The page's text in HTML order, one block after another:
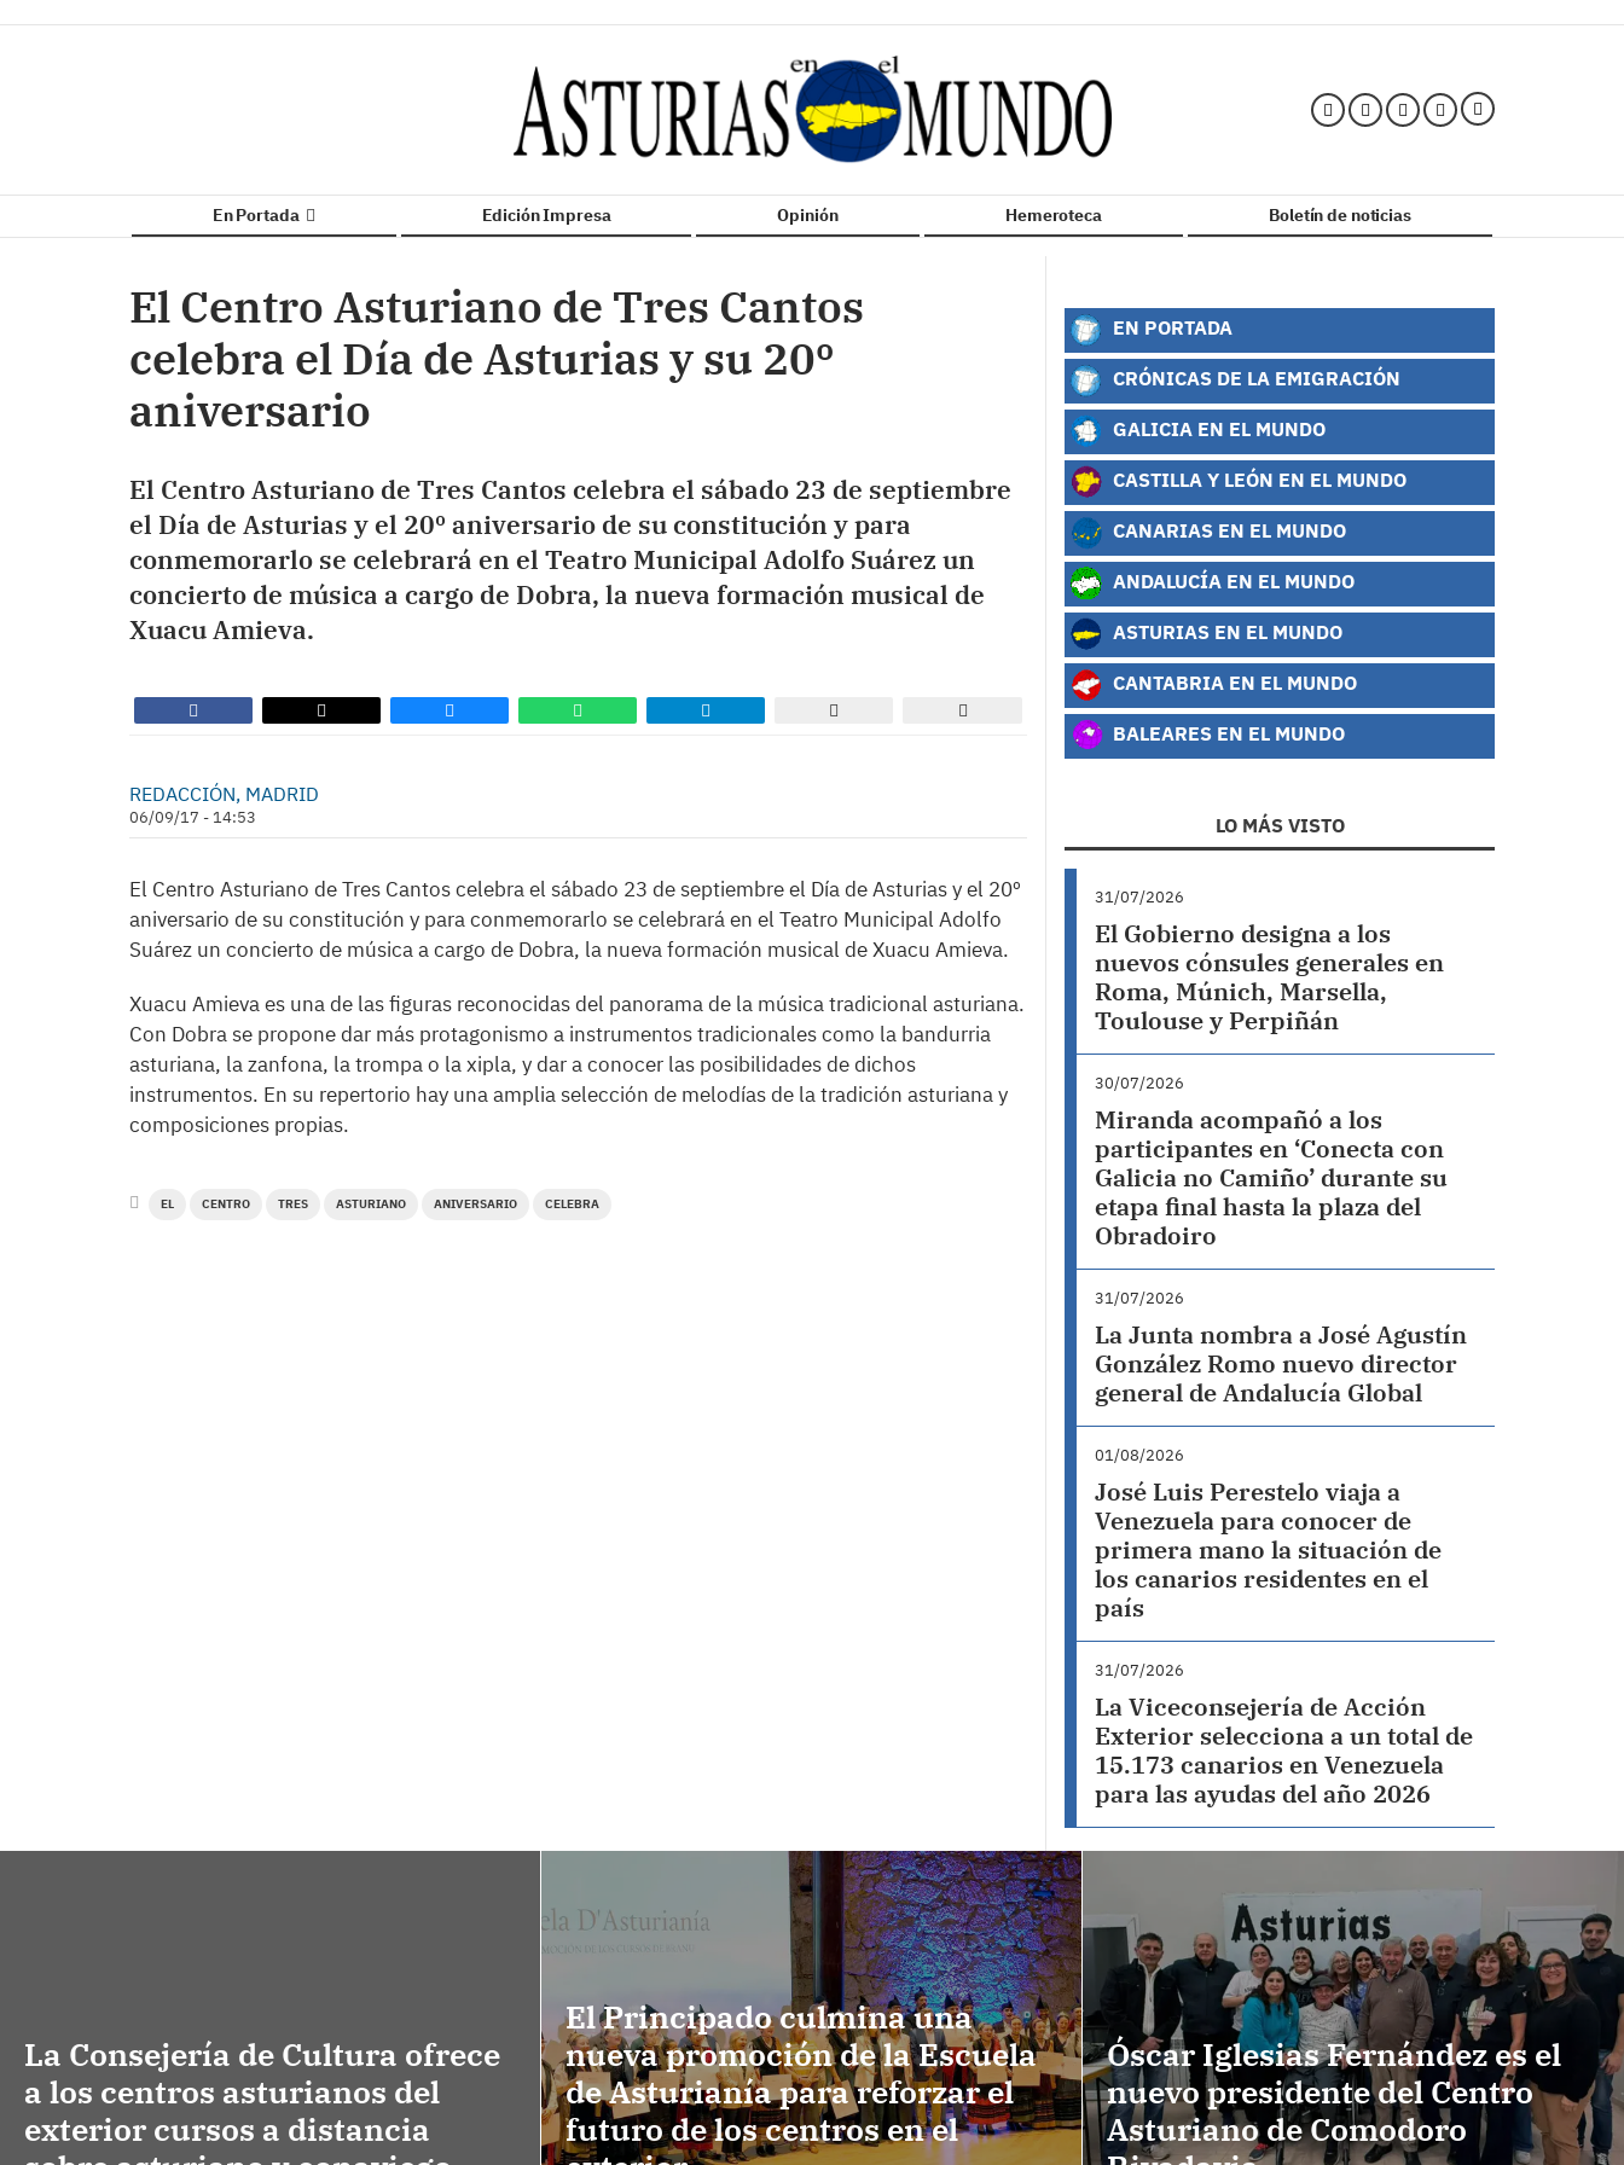
En Portada Edición Impresa Opinión Hemeroteca Boletín de noticias
El Centro Asturiano de Tres Cantos
celebra el Día de Asturias y su 20º
aniversario
El Centro Asturiano de Tres Cantos celebra el sábado 23 de septiembre
el Día de Asturias y el 20º aniversario de su constitución y para
conmemorarlo se celebrará en el Teatro Municipal Adolfo Suárez un
concierto de música a cargo de Dobra, la nueva formación musical de
Xuacu Amieva.
REDACCIÓN, MADRID
06/09/17 - 14:53
El Centro Asturiano de Tres Cantos celebra el sábado 23 de septiembre el Día de Asturias y el 20º
aniversario de su constitución y para conmemorarlo se celebrará en el Teatro Municipal Adolfo
Suárez un concierto de música a cargo de Dobra, la nueva formación musical de Xuacu Amieva.
Xuacu Amieva es una de las figuras reconocidas del panorama de la música tradicional asturiana.
Con Dobra se propone dar más protagonismo a instrumentos tradicionales como la bandurria
asturiana, la zanfona, la trompa o la xipla, y dar a conocer las posibilidades de dichos
instrumentos. En su repertorio hay una amplia selección de melodías de la tradición asturiana y
composiciones propias.
EL CENTRO TRES ASTURIANO ANIVERSARIO CELEBRA
EN PORTADA
CRÓNICAS DE LA EMIGRACIÓN
GALICIA EN EL MUNDO
CASTILLA Y LEÓN EN EL MUNDO
CANARIAS EN EL MUNDO
ANDALUCÍA EN EL MUNDO
ASTURIAS EN EL MUNDO
CANTABRIA EN EL MUNDO
BALEARES EN EL MUNDO
LO MÁS VISTO
31/07/2026
El Gobierno designa a los
nuevos cónsules generales en
Roma, Múnich, Marsella,
Toulouse y Perpiñán
30/07/2026
Miranda acompañó a los
participantes en ‘Conecta con
Galicia no Camiño’ durante su
etapa final hasta la plaza del
Obradoiro
31/07/2026
La Junta nombra a José Agustín
González Romo nuevo director
general de Andalucía Global
01/08/2026
José Luis Perestelo viaja a
Venezuela para conocer de
primera mano la situación de
los canarios residentes en el
país
31/07/2026
La Viceconsejería de Acción
Exterior selecciona a un total de
15.173 canarios en Venezuela
para las ayudas del año 2026
La Consejería de Cultura ofrece
a los centros asturianos del
exterior cursos a distancia
El Principado culmina una
nueva promoción de la Escuela
de Asturianía para reforzar el
futuro de los centros en el
Óscar Iglesias Fernández es el
nuevo presidente del Centro
Asturiano de Comodoro